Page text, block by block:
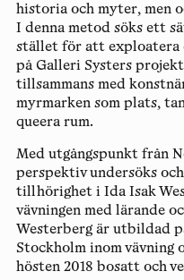
historia och myter, men
I denna metod söks ett
stället för att exploatera
på Galleri Systers
tillsammans med
myrmarken som plats,
queera rum.
Med utgångspunkt från
perspektiv undersöks
tillhörighet i Ida Isak
vävningen med lärande
Westerberg är utbildad
Stockholm inom vävning
hösten 2018 bosatt och